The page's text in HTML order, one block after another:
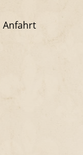
Anfahrt